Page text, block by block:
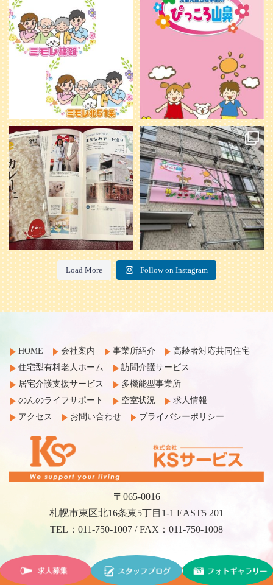
利用者様やご家族の皆さまに、親し
みや温かさが伝わるようなデザイン
を目指し、ミモレのイラストを新し
く作...
20 0
＼ 2026年6月1日 OPEN ／
...
25 0
本日発売のオトンvol.210号に掲載さ
れました！...
28 1
『ぴっころ山鼻』オープンに向けて
準備が着々と進んでいます。
皆さんお楽しみに〜
...
26 0
Load More Follow on Instagram
HOME 会社案内 事業所紹介
高齢者対応共同住宅
住宅型有料老人ホーム
訪問介護サービス
居宅介護支援サービス
多機能型事業所
のんのライフサポート
空室状況
求人情報
アクセス
お問い合わせ プライバシーポリシー
〒065-0016
札幌市東区北16条東5丁目1-1 EAST5 201
TEL：011-750-1007 / FAX：011-750-1008
©2017 KS Service